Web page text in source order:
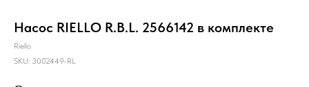
Насос RIELLO R.B.L. 2566142 в комплекте
Riello
SKU: 3002449-RL